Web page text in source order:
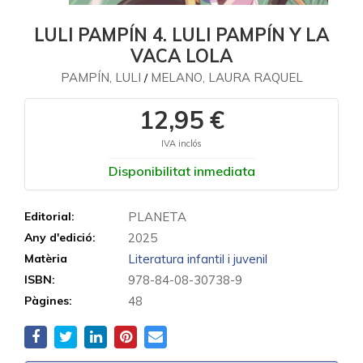
LULI PAMPÍN 4. LULI PAMPÍN Y LA
VACA LOLA
PAMPÍN, LULI / MELANO, LAURA RAQUEL
12,95 €
IVA inclós
Disponibilitat inmediata
Editorial: PLANETA
Any d'edició: 2025
Matèria Literatura infantil i juvenil
ISBN: 978-84-08-30738-9
Pàgines: 48